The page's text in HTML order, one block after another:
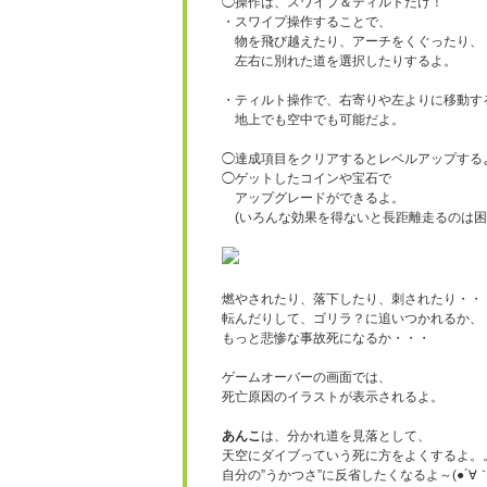
・スワイプ操作することで、
物を飛び越えたり、アーチをくぐったり、
左右に別れた道を選択したりするよ。
・ティルト操作で、右寄りや左よりに移動す
地上でも空中でも可能だよ。
◯達成項目をクリアするとレベルアップする
◯ゲットしたコインや宝石で
アップグレードができるよ。
(いろんな効果を得ないと長距離走るのは
燃やされたり、落下したり、刺されたり・・
転んだりして、ゴリラ？に追いつかれるか、
もっと悲惨な事故死になるか・・・
ゲームオーバーの画面では、
死亡原因のイラストが表示されるよ。
あんこは、分かれ道を見落として、
天空にダイブっていう死に方をよくするよ。
自分の”うかつさ”に反省したくなるよ～(●´∀